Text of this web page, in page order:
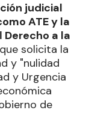
judicial
ATE y la
Derecho a la
que solicita la
y "nulidad
y Urgencia
de